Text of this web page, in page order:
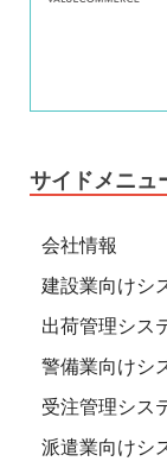
サイドメニュ
会社情報
建設業向けシ
出荷管理シス
警備業向けシ
受注管理シス
派遣業向けシ